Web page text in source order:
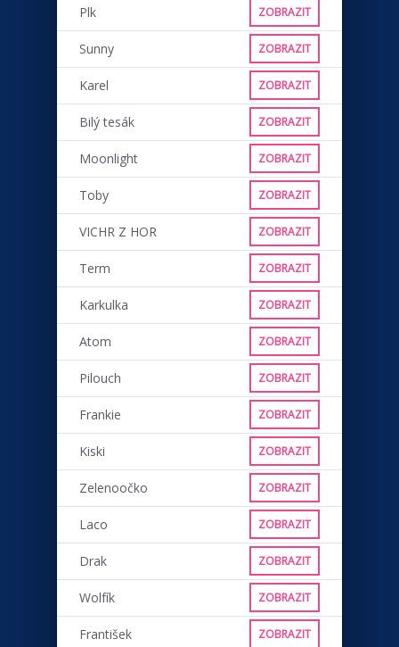
Plk ZOBRAZIT
Sunny ZOBRAZIT
Karel ZOBRAZIT
Bilý tesák ZOBRAZIT
Moonlight ZOBRAZIT
Toby ZOBRAZIT
VICHR Z HOR ZOBRAZIT
Term ZOBRAZIT
Karkulka ZOBRAZIT
Atom ZOBRAZIT
Pilouch ZOBRAZIT
Frankie ZOBRAZIT
Kiski ZOBRAZIT
Zelenoočko ZOBRAZIT
Laco ZOBRAZIT
Drak ZOBRAZIT
Wolfík ZOBRAZIT
František ZOBRAZIT